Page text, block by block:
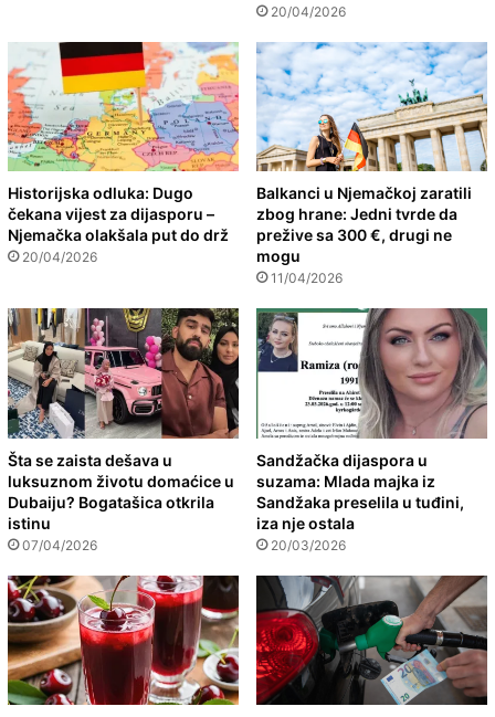
20/04/2026
Historijska odluka: Dugo
čekana vijest za dijasporu –
Njemačka olakšala put do drž
20/04/2026
Balkanci u Njemačkoj zaratili
zbog hrane: Jedni tvrde da
prežive sa 300 €, drugi ne
mogu
11/04/2026
Šta se zaista dešava u
luksuznom životu domaćice u
Dubaiju? Bogatašica otkrila
istinu
07/04/2026
Sandžačka dijaspora u
suzama: Mlada majka iz
Sandžaka preselila u tuđini,
iza nje ostala
20/03/2026